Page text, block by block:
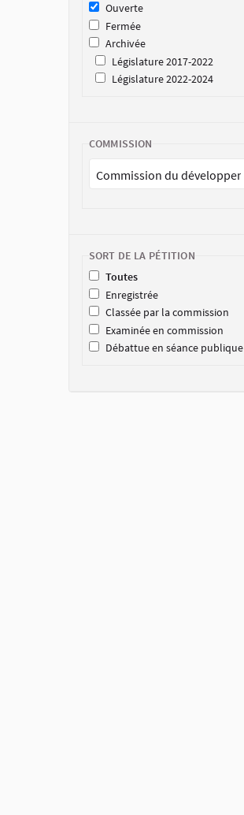
Ouverte
Fermée
Archivée
Législature 2017-2022
Législature 2022-2024
COMMISSION
SORT DE LA PÉTITION
Toutes
Enregistrée
Classée par la commission
Examinée en commission
Débattue en séance publique